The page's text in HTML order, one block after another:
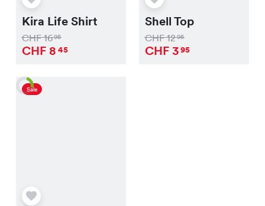
Kira Life Shirt
CHF1695
CHF 8 45
Shell Top
CHF1295
CHF395
Sale